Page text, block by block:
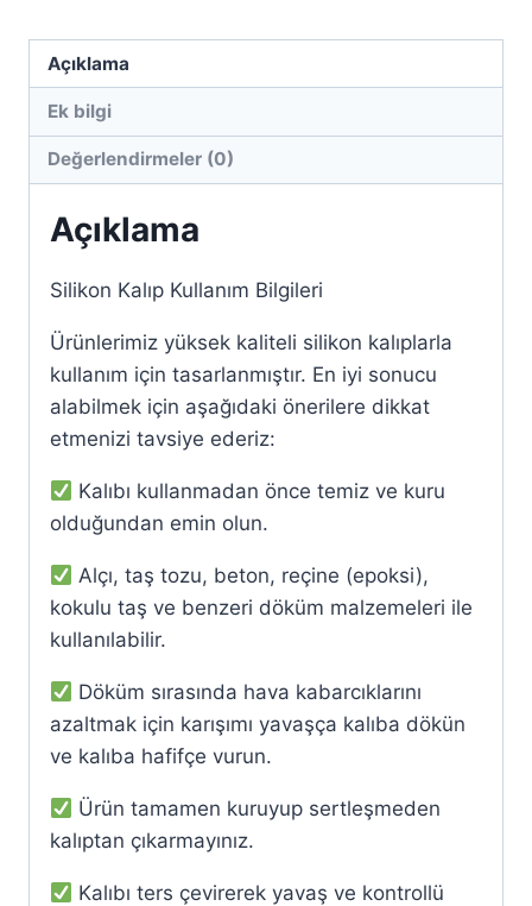
Açıklama
Ek bilgi
Değerlendirmeler (0)
Açıklama
Silikon Kalıp Kullanım Bilgileri
Ürünlerimiz yüksek kaliteli silikon kalıplarla
kullanım için tasarlanmıştır. En iyi sonucu
alabilmek için aşağıdaki önerilere dikkat
etmenizi tavsiye ederiz:
Kalıbı kullanmadan önce temiz ve kuru
olduğundan emin olun.
Alçı, taş tozu, beton, reçine (epoksi),
kokulu taş ve benzeri döküm malzemeleri ile
kullanılabilir.
Döküm sırasında hava kabarcıklarını
azaltmak için karışımı yavaşça kalıba dökün
ve kalıba hafifçe vurun.
Ürün tamamen kuruyup sertleşmeden
kalıptan çıkarmayınız.
Kalıbı ters çevirerek yavaş ve kontrollü